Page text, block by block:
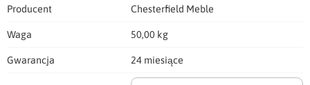
Producent Chesterfield Meble
Waga 50,00 kg
Gwarancja 24 miesiące